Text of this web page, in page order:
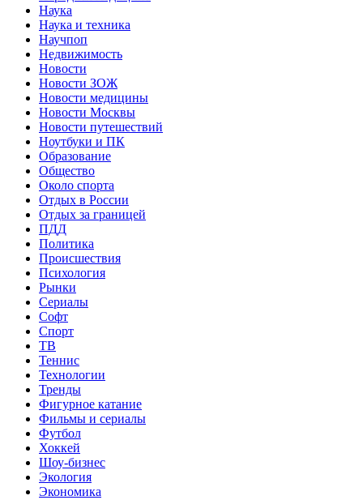
Наука
Наука и техника
Научпоп
Недвижимость
Новости
Новости ЗОЖ
Новости медицины
Новости Москвы
Новости путешествий
Ноутбуки и ПК
Образование
Общество
Около спорта
Отдых в России
Отдых за границей
ПДД
Политика
Происшествия
Психология
Рынки
Сериалы
Софт
Спорт
ТВ
Теннис
Технологии
Тренды
Фигурное катание
Фильмы и сериалы
Футбол
Хоккей
Шоу-бизнес
Экология
Экономика